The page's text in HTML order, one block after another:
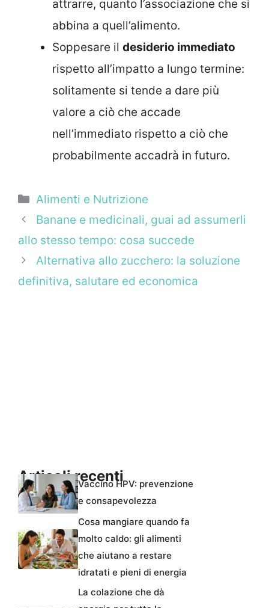
attrarre, quanto l’associazione che si
abbina a quell’alimento.
Soppesare il desiderio immediato
rispetto all’impatto a lungo termine:
solitamente si tende a dare più
valore a ciò che accade
nell’immediato rispetto a ciò che
probabilmente accadrà in futuro.
Categorie
Alimenti e Nutrizione
Banane e medicinali, guai ad assumerli
allo stesso tempo: cosa succede
Alternativa allo zucchero: la soluzione
definitiva, salutare ed economica
Articoli recentiVaccino HPV: prevenzione
e consapevolezza
Cosa mangiare quando fa
molto caldo: gli alimenti
che aiutano a restare
idratati e pieni di energia
La colazione che dà